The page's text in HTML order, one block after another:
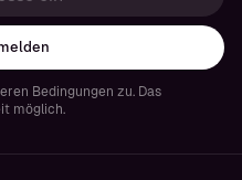
Bedingungen zu. Das
möglich.